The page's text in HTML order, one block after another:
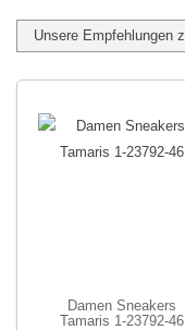
Damen Sneakers
Tamaris 1-23792-46